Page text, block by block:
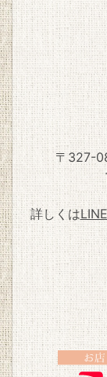
〒327-
詳しくはLINE